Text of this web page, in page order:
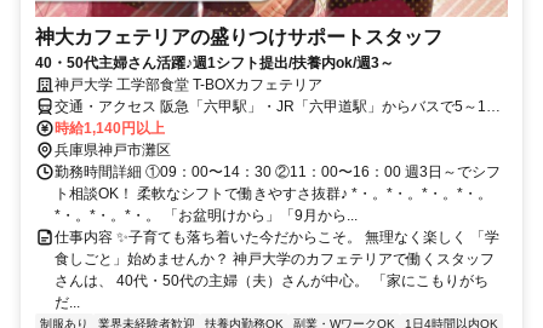
神大カフェテリアの盛りつけサポートスタッフ
40・50代主婦さん活躍♪週1シフト提出/扶養内ok/週3～
神戸大学 工学部食堂 T-BOXカフェテリア
交通・アクセス 阪急「六甲駅」・JR「六甲道駅」からバスで5～15
分/36系統「神大本部工学部前」～徒歩5分・16系統「神大国際文化学
研究科前」～徒歩7分
時給1,140円以上
兵庫県神戸市灘区
勤務時間詳細 ①09：00〜14：30 ②11：00〜16：00 週3日～でシフ
ト相談OK！ 柔軟なシフトで働きやすさ抜群♪ *・。*・。*・。*・。
*・。*・。*・。 「お盆明けから」「9月から...
仕事内容 ✨子育ても落ち着いた今だからこそ。 無理なく楽しく 「学
食しごと」始めませんか？ 神戸大学のカフェテリアで働くスタッフ
さんは、 40代・50代の主婦（夫）さんが中心。 「家にこもりがち
だ...
制服あり 業界未経験者歓迎 扶養内勤務OK 副業・WワークOK
1日4時間以内OK